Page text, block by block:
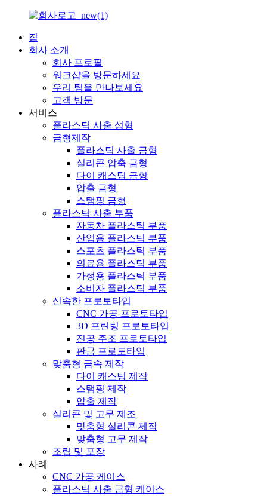
집
회사 소개
회사 프로필
워크샵을 방문하세요
우리 팀을 만나보세요
고객 방문
서비스
플라스틱 사출 성형
금형제작
플라스틱 사출 금형
실리콘 압축 금형
다이 캐스팅 금형
압출 금형
스탬핑 금형
플라스틱 사출 부품
자동차 플라스틱 부품
산업용 플라스틱 부품
스포츠 플라스틱 부품
의료용 플라스틱 부품
가정용 플라스틱 부품
소비자 플라스틱 부품
신속한 프로토타입
CNC 가공 프로토타입
3D 프린팅 프로토타입
진공 주조 프로토타입
판금 프로토타입
맞춤형 금속 제작
다이 캐스팅 제작
스탬핑 제작
압출 제작
실리콘 및 고무 제조
맞춤형 실리콘 제작
맞춤형 고무 제작
조립 및 포장
사례
CNC 가공 케이스
플라스틱 사출 금형 케이스